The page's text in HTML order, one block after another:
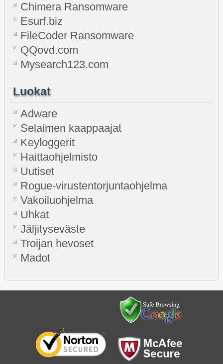
Chimera Ransomware
Esurf.biz
FileCoder Ransomware
QQovd.com
Mysearch123.com
Luokat
Adware
Selaimen kaappaajat
Keyloggerit
Haittaohjelmisto
Uutiset
Rogue-virustentorjuntaohjelma
Vakoiluohjelma
Uhkat
Jäljityseväste
Troijan hevoset
Madot